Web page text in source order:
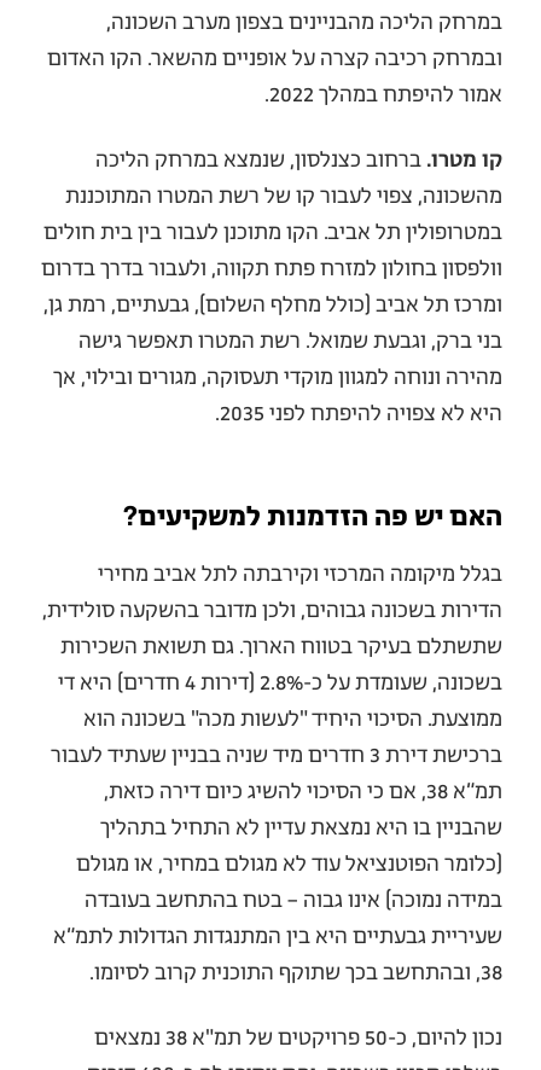
במרחק הליכה מהבניינים בצפון מערב השכונה,
ובמרחק רכיבה קצרה על אופניים מהשאר. הקו האדום
אמור להיפתח במהלך 2022.
קו מטרו. ברחוב כצנלסון, שנמצא במרחק הליכה
מהשכונה, צפוי לעבור קו של רשת המטרו המתוכננת
במטרופולין תל אביב. הקו מתוכנן לעבור בין בית חולים
וולפסון בחולון למזרח פתח תקווה, ולעבור בדרך בדרום
ומרכז תל אביב (כולל מחלף השלום), גבעתיים, רמת גן,
בני ברק, וגבעת שמואל. רשת המטרו תאפשר גישה
מהירה ונוחה למגוון מוקדי תעסוקה, מגורים ובילוי, אך
היא לא צפויה להיפתח לפני 2035.
האם יש פה הזדמנות למשקיעים?
בגלל מיקומה המרכזי וקירבתה לתל אביב מחירי
הדירות בשכונה גבוהים, ולכן מדובר בהשקעה סולידית,
שתשתלם בעיקר בטווח הארוך. גם תשואת השכירות
בשכונה, שעומדת על כ-2.8% (דירות 4 חדרים) היא די
ממוצעת. הסיכוי היחיד "לעשות מכה" בשכונה הוא
ברכישת דירת 3 חדרים מיד שניה בבניין שעתיד לעבור
תמ״א 38, אם כי הסיכוי להשיג כיום דירה כזאת,
שהבניין בו היא נמצאת עדיין לא התחיל בתהליך
(כלומר הפוטנציאל עוד לא מגולם במחיר, או מגולם
במידה נמוכה) אינו גבוה – בטח בהתחשב בעובדה
שעיריית גבעתיים היא בין המתנגדות הגדולות לתמ״א
38, ובהתחשב בכך שתוקף התוכנית קרוב לסיומו.
נכון להיום, כ-50 פרויקטים של תמ"א 38 נמצאים